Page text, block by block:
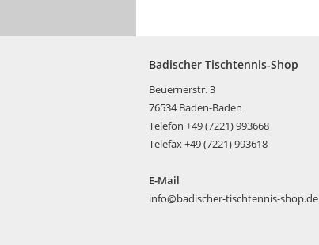
Badischer Tischtennis-Shop
Beuernerstr. 3
76534 Baden-Baden
Telefon +49 (7221) 993668
Telefax +49 (7221) 993618
E-Mail
info@badischer-tischtennis-shop.de